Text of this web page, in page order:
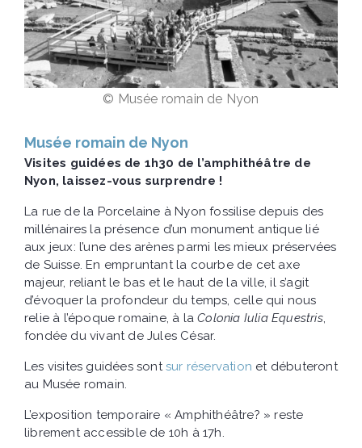
© Musée romain de Nyon
Musée romain de Nyon
Visites guidées de 1h30 de l’amphithéâtre de
Nyon, laissez-vous surprendre !
La rue de la Porcelaine à Nyon fossilise depuis des
millénaires la présence d’un monument antique lié
aux jeux: l’une des arènes parmi les mieux préservées
de Suisse. En empruntant la courbe de cet axe
majeur, reliant le bas et le haut de la ville, il s’agit
d’évoquer la profondeur du temps, celle qui nous
relie à l’époque romaine, à laColonia Iulia Equestris,
fondée du vivant de Jules César.
Les visites guidées sontsur réservation et débuteront
au Musée romain.
L’exposition temporaire « Amphithéâtre? » reste
librement accessible de 10h à 17h.